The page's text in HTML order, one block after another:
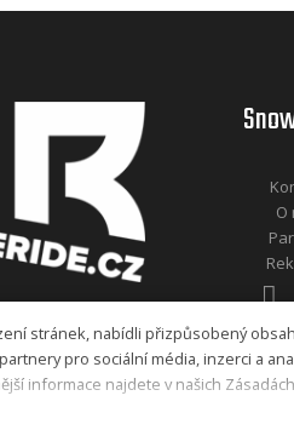
O
cookies
stránek, nabídli přizpůsobený
pro sociální média, inzerci a
informace najdete v našich